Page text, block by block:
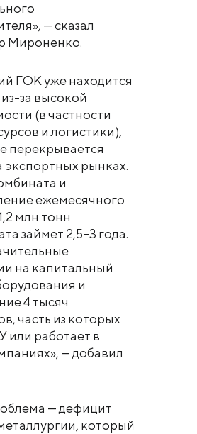
— сказал
Мироненко.
ГОК уже находится
за высокой
(в частности
и логистики),
перекрывается
экспортных рынках.
и
ежемесячного
млн тонн
займет 2,5–3 года.
на капитальный
и
4 тысяч
часть из которых
или работает в
— добавил
— дефицит
который